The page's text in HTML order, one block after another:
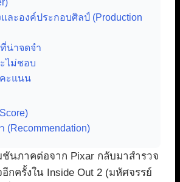
ละองค์ประกอบศิลป์ (Production
น่าจดจำ
ไม่ชอบ
ะแนน
(Recommendation)
นภาคต่อจาก Pixar กลับมาสำรวจ
กครั้งใน Inside Out 2 (มหัศจรรย์